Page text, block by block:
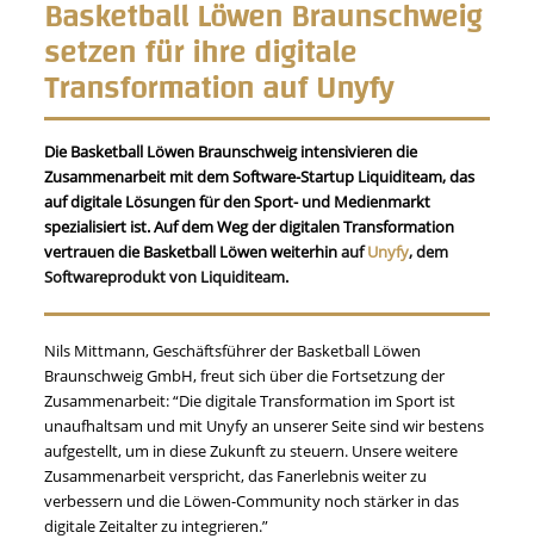
Basketball Löwen Braunschweig
setzen für ihre digitale
Transformation auf Unyfy
Die Basketball Löwen Braunschweig intensivieren die
Zusammenarbeit mit dem Software-Startup Liquiditeam, das
auf digitale Lösungen für den Sport- und Medienmarkt
spezialisiert ist. Auf dem Weg der digitalen Transformation
vertrauen die Basketball Löwen weiterhinaufUnyfy, dem
Softwareprodukt von Liquiditeam.
Nils Mittmann, Geschäftsführer der Basketball Löwen
Braunschweig GmbH, freut sich über die Fortsetzung der
Zusammenarbeit: “Die digitale Transformation im Sport ist
unaufhaltsam und mit Unyfy an unserer Seite sind wir bestens
aufgestellt, um in diese Zukunft zu steuern. Unsere weitere
Zusammenarbeit verspricht, das Fanerlebnis weiter zu
verbessern und die Löwen-Community noch stärker in das
digitale Zeitalter zu integrieren.”